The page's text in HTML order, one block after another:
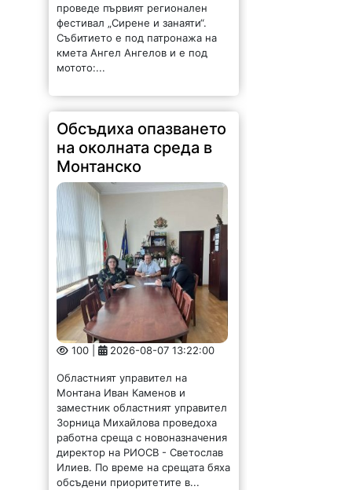
проведе първият регионален
фестивал „Сирене и занаяти“.
Събитието е под патронажа на
кмета Ангел Ангелов и е под
мотото:...
Обсъдиха опазването
на околната среда в
Монтанско
100 | 2026-08-07 13:22:00
Областният управител на
Монтана Иван Каменов и
заместник областният управител
Зорница Михайлова проведоха
работна среща с новоназначения
директор на РИОСВ - Светослав
Илиев. По време на срещата бяха
обсъдени приоритетите в...